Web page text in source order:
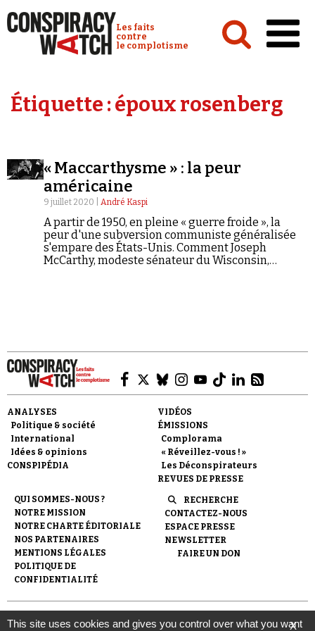
Conspiracy Watch :
Les faits
contre
le complotisme
Analyses
Vidéos
Émissions
Revues de presse
Faire un don
Demander à Vera
Étiquette :époux rosenberg
« Maccarthysme » : la peur
américaine
9 juillet 2020 |André Kaspi
A partir de 1950, en pleine « guerre froide », la
peur d'une subversion communiste généralisée
s'empare des États-Unis. Comment Joseph
McCarthy, modeste sénateur du Wisconsin,
ANALYSES
Politique & société
International
Idées & opinions
CONSPIPÉDIA
VIDÉOS
ÉMISSIONS
Complorama
« Réveillez-vous ! »
Les Déconspirateurs
REVUES DE PRESSE
QUI SOMMES-NOUS ?
NOTRE MISSION
NOTRE CHARTE ÉDITORIALE
NOS PARTENAIRES
MENTIONS LÉGALES
POLITIQUE DE
CONFIDENTIALITÉ
RECHERCHE
CONTACTEZ-NOUS
ESPACE PRESSE
NEWSLETTER
FAIRE UN DON
© 2007- 2026 Conspiracy Watch | Une réalisation de
l'Observatoire du conspirationnisme (association loi de 1901) avec
X
This site uses cookies and gives you control over what you want